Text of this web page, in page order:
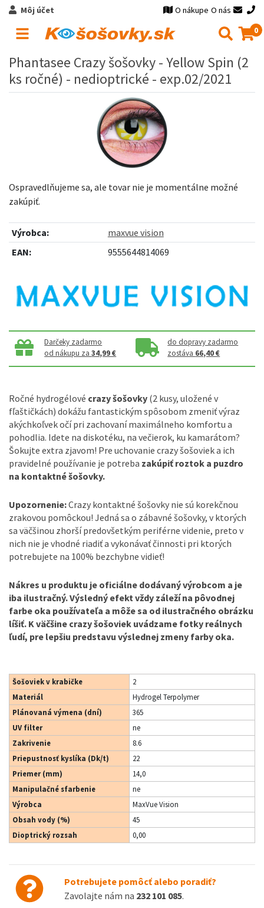
Môj účet O nákupe O nás
0
Phantasee Crazy šošovky - Yellow Spin (2
ks ročné) - nedioptrické - exp.02/2021
Ospravedlňujeme sa, ale tovar nie je momentálne možné
zakúpiť.
Výrobca:
maxvue vision
EAN:
9555644814069
Darčeky zadarmo
od nákupu za34,99 €
do dopravy zadarmo
zostáva 66,40 €
Ročné hydrogélové crazy šošovky (2 kusy, uložené v
fľaštičkách) dokážu fantastickým spôsobom zmeniť výraz
akýchkoľvek očí pri zachovaní maximálneho komfortu a
pohodlia. Idete na diskotéku, na večierok, ku kamarátom?
Šokujte extra zjavom! Pre uchovanie crazy šošoviek a ich
pravidelné používanie je potreba zakúpiť roztok a puzdro
na kontaktné šošovky.
Upozornenie:Crazy kontaktné šošovky nie sú korekčnou
zrakovou pomôckou! Jedná sa o zábavné šošovky, v ktorých
sa väčšinou zhorší predovšetkým periférne videnie, preto v
nich nie je vhodné riadiť a vykonávať činnosti pri ktorých
potrebujete na 100% bezchybne vidieť!
Nákres u produktu je oficiálne dodávaný výrobcom a je
iba ilustračný. Výsledný efekt vždy záleží na pôvodnej
farbe oka používateľa a môže sa od ilustračného obrázku
líšiť. K väčšine crazy šošoviek uvádzame fotky reálnych
ľudí, pre lepšiu predstavu výslednej zmeny farby oka.
Šošoviek v krabičke
2
Materiál
Hydrogel Terpolymer
Plánovaná výmena (dní)
365
UV filter
ne
Zakrivenie
8.6
Priepustnosť kyslíka (Dk/t)
22
Priemer (mm)
14,0
Manipulačné sfarbenie
ne
Výrobca
MaxVue Vision
Obsah vody (%)
45
Dioptrický rozsah
0,00
Potrebujete pomôcť alebo poradiť?
Zavolajte nám na 232 101 085.